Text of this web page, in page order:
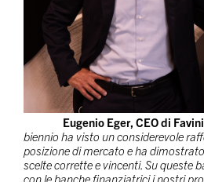
Eugenio Eger, CEO di Favini
biennio ha visto un considerevole
posizione di mercato e ha
scelte corrette e vincenti. Su queste
con le banche finanziatrici i nostri